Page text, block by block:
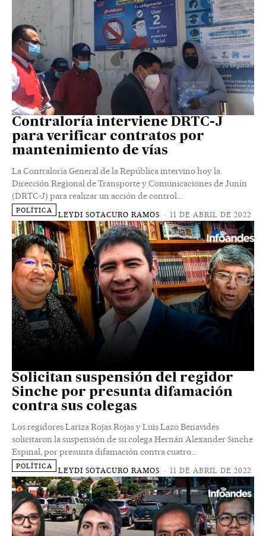
Contraloría interviene DRTC-J
para verificar contratos por
mantenimiento de vías
La Contraloría General de la República intervino hoy la
Dirección Regional de Transporte y Comunicaciones de Junín
(DRTC-J) para realizar un acción de control...
POLÍTICA LEYDI SOTACURO RAMOS - 11 DE ABRIL DE 2022
Solicitan suspensión del regidor
Sinche por presunta difamación
contra sus colegas
Los regidores Lariza Rojas Rojas y Luis Lazo Benavides
solicitaron la suspensión de su colega Hernán Alexander Sinche
Espinal, por presunta difamación contra cuatro...
POLÍTICA LEYDI SOTACURO RAMOS - 11 DE ABRIL DE 2022